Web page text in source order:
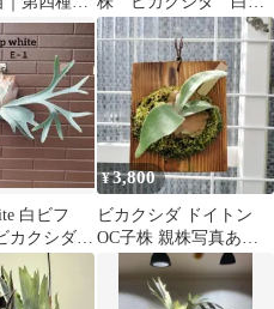
フ コウモリラン
白ビフ
カクシダ
¥3,800
ビカクシダ ドイトン
OC子株 親株写真あり